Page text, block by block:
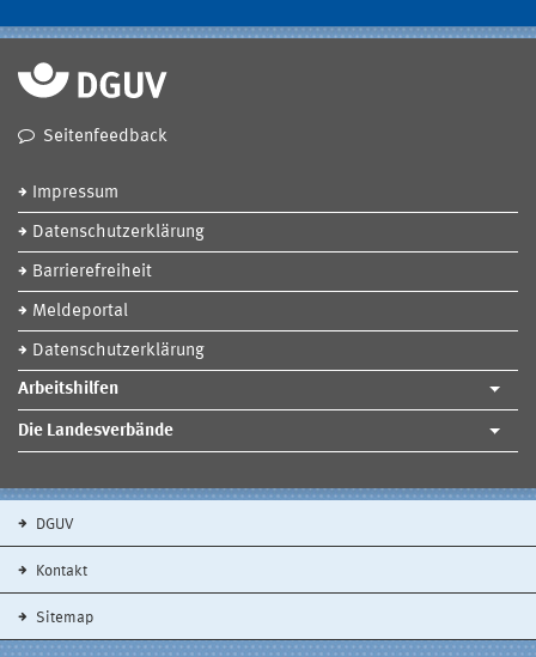
Seitenfeedback
Impressum
Datenschutzerklärung
Barrierefreiheit
Meldeportal
Datenschutzerklärung
Arbeitshilfen
Die Landesverbände
DGUV
Kontakt
Sitemap